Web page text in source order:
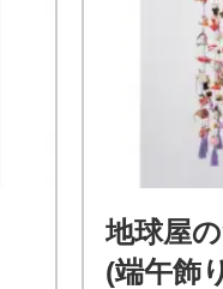
地球屋
(端午飾